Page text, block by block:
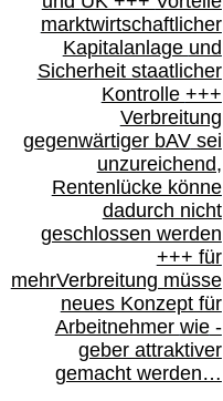
marktwirtschaftlicher
Kapitalanlage und
Sicherheit staatlicher
Kontrolle +++
Verbreitung
gegenwärtiger bAVsei
unzureichend,
Rentenlücke könne
dadurch nicht
geschlossen werden
+++ für
mehrVerbreitung müsse
neues Konzept für
Arbeitnehmer wie-
geber attraktiver
gemacht werden…